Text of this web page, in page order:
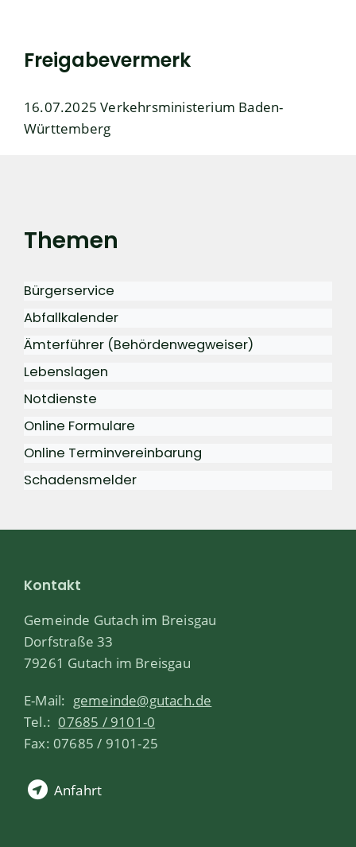
Freigabevermerk
16.07.2025 Verkehrsministerium Baden-
Württemberg
Themen
Bürgerservice
Abfallkalender
Ämterführer (Behördenwegweiser)
Lebenslagen
Notdienste
Online Formulare
Online Terminvereinbarung
Schadensmelder
Kontakt
Gemeinde Gutach im Breisgau
Dorfstraße 33
79261 Gutach im Breisgau
E-Mail: gemeinde@gutach.de
Tel.: 07685 / 9101-0
Fax: 07685 / 9101-25
Anfahrt